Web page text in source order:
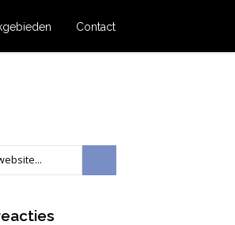
Contact